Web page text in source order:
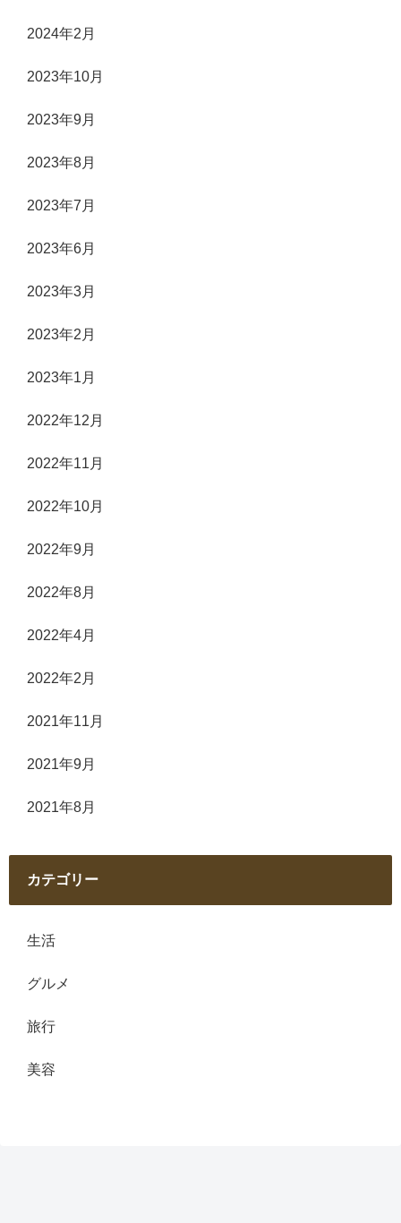
2024年2月
2023年10月
2023年9月
2023年8月
2023年7月
2023年6月
2023年3月
2023年2月
2023年1月
2022年12月
2022年11月
2022年10月
2022年9月
2022年8月
2022年4月
2022年2月
2021年11月
2021年9月
2021年8月
カテゴリー
生活
グルメ
旅行
美容